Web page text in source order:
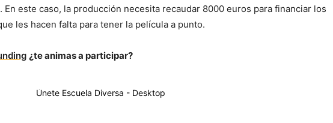
este caso, la producción necesita recaudar 8000 euros para financiar los
les hacen falta para tener la película a punto.
¿te animas a participar?